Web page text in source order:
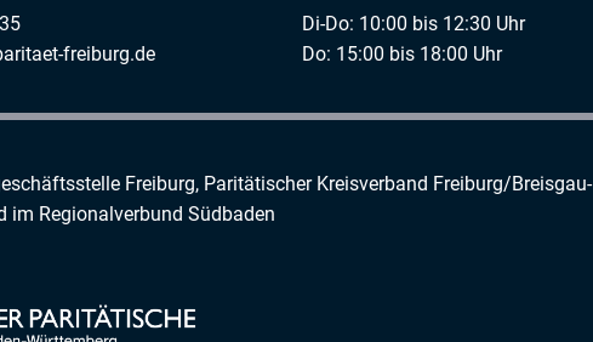
freiburg.de
Di-Do: 10:00 bis 12:30 Uhr
Do: 15:00 bis 18:00 Uhr
Freiburg, Paritätischer Kreisverband Freiburg/Breisgau-
im Regionalverbund Südbaden